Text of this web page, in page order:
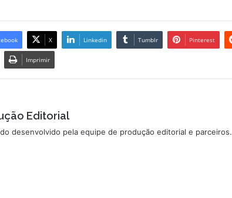
X Linkedin Tumblr Pinterest
Imprimir
Editorial
desenvolvido pela equipe de produção editorial e parceiros.